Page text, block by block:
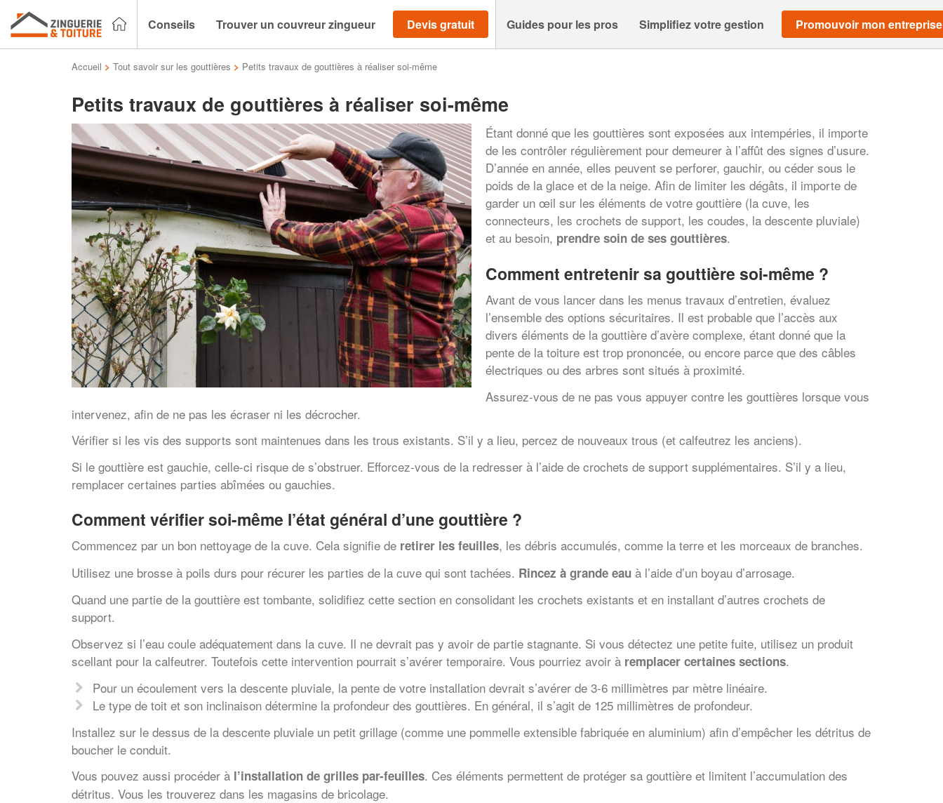
Conseils Trouver un couvreur zingueur Devis gratuit Guides pour les pros Simplifiez votre gestion Promouvoir mon entreprise
Accueil > Tout savoir sur les gouttières > Petits travaux de gouttières à réaliser soi-même
Petits travaux de gouttières à réaliser soi-même
Étant donné que les gouttières sont exposées aux intempéries, il importe
de les contrôler régulièrement pour demeurer à l’affût des signes d’usure.
D’année en année, elles peuvent se perforer, gauchir, ou céder sous le
poids de la glace et de la neige. Afin de limiter les dégâts, il importe de
garder un œil sur les éléments de votre gouttière (la cuve, les
connecteurs, les crochets de support, les coudes, la descente pluviale)
et au besoin, prendre soin de ses gouttières.
Comment entretenir sa gouttière soi-même ?
Avant de vous lancer dans les menus travaux d’entretien, évaluez
l’ensemble des options sécuritaires. Il est probable que l’accès aux
divers éléments de la gouttière d’avère complexe, étant donné que la
pente de la toiture est trop prononcée, ou encore parce que des câbles
électriques ou des arbres sont situés à proximité.
Assurez-vous de ne pas vous appuyer contre les gouttières lorsque vous
intervenez, afin de ne pas les écraser ni les décrocher.
Vérifier si les vis des supports sont maintenues dans les trous existants. S’il y a lieu, percez de nouveaux trous (et calfeutrez les anciens).
Si le gouttière est gauchie, celle-ci risque de s’obstruer. Efforcez-vous de la redresser à l’aide de crochets de support supplémentaires. S’il y a lieu,
remplacer certaines parties abîmées ou gauchies.
Comment vérifier soi-même l’état général d’une gouttière ?
Commencez par un bon nettoyage de la cuve. Cela signifie de retirer les feuilles, les débris accumulés, comme la terre et les morceaux de branches.
Utilisez une brosse à poils durs pour récurer les parties de la cuve qui sont tachées. Rincez à grande eau à l’aide d’un boyau d’arrosage.
Quand une partie de la gouttière est tombante, solidifiez cette section en consolidant les crochets existants et en installant d’autres crochets de
support.
Observez si l’eau coule adéquatement dans la cuve. Il ne devrait pas y avoir de partie stagnante. Si vous détectez une petite fuite, utilisez un produit
scellant pour la calfeutrer. Toutefois cette intervention pourrait s’avérer temporaire. Vous pourriez avoir à remplacer certaines sections.
Pour un écoulement vers la descente pluviale, la pente de votre installation devrait s’avérer de 3-6 millimètres par mètre linéaire.
Le type de toit et son inclinaison détermine la profondeur des gouttières. En général, il s’agit de 125 millimètres de profondeur.
Installez sur le dessus de la descente pluviale un petit grillage (comme une pommelle extensible fabriquée en aluminium) afin d’empêcher les détritus de
boucher le conduit.
Vous pouvez aussi procéder à l’installation de grilles par-feuilles. Ces éléments permettent de protéger sa gouttière et limitent l’accumulation des
détritus. Vous les trouverez dans les magasins de bricolage.